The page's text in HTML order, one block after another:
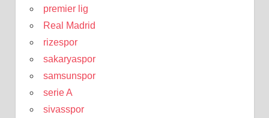
premier lig
Real Madrid
rizespor
sakaryaspor
samsunspor
serie A
sivasspor